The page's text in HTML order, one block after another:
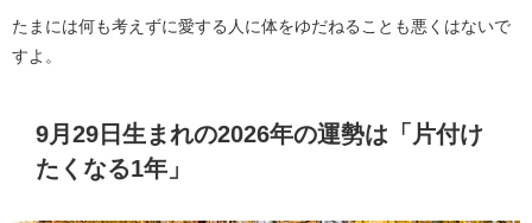
たまには何も考えずに愛する人に体をゆだねることも悪くはないで
すよ。
9月29日生まれの2026年の運勢は「片付け
たくなる1年」